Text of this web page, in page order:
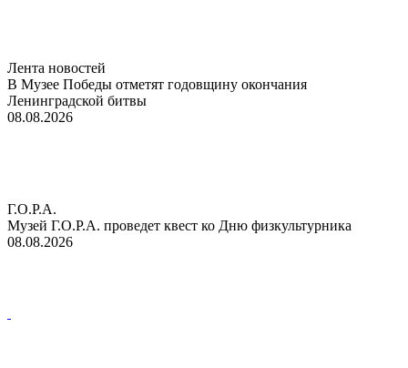
Лента новостей
В Музее Победы отметят годовщину окончания
Ленинградской битвы
08.08.2026
Г.О.Р.А.
Музей Г.О.Р.А. проведет квест ко Дню физкультурника
08.08.2026